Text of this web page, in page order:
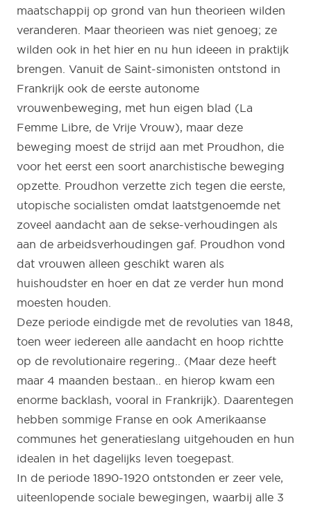
maatschappij op grond van hun theorieen wilden
veranderen. Maar theorieen was niet genoeg; ze
wilden ook in het hier en nu hun ideeen in praktijk
brengen. Vanuit de Saint-simonisten ontstond in
Frankrijk ook de eerste autonome
vrouwenbeweging, met hun eigen blad (La
Femme Libre, de Vrije Vrouw), maar deze
beweging moest de strijd aan met Proudhon, die
voor het eerst een soort anarchistische beweging
opzette. Proudhon verzette zich tegen die eerste,
utopische socialisten omdat laatstgenoemde net
zoveel aandacht aan de sekse-verhoudingen als
aan de arbeidsverhoudingen gaf. Proudhon vond
dat vrouwen alleen geschikt waren als
huishoudster en hoer en dat ze verder hun mond
moesten houden.
Deze periode eindigde met de revoluties van 1848,
toen weer iedereen alle aandacht en hoop richtte
op de revolutionaire regering.. (Maar deze heeft
maar 4 maanden bestaan.. en hierop kwam een
enorme backlash, vooral in Frankrijk). Daarentegen
hebben sommige Franse en ook Amerikaanse
communes het generatieslang uitgehouden en hun
idealen in het dagelijks leven toegepast.
In de periode 1890-1920 ontstonden er zeer vele,
uiteenlopende sociale bewegingen, waarbij alle 3